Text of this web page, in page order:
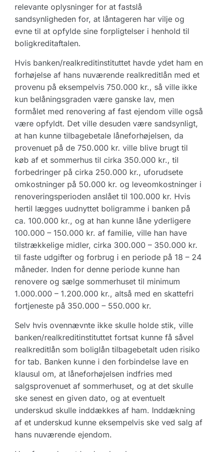
relevante oplysninger for at fastslå
sandsynligheden for, at låntageren har vilje og
evne til at opfylde sine forpligtelser i henhold til
boligkreditaftalen.
Hvis banken/realkreditinstituttet havde ydet ham en
forhøjelse af hans nuværende realkreditlån med et
provenu på eksempelvis 750.000 kr., så ville ikke
kun belåningsgraden være ganske lav, men
formålet med renovering af fast ejendom ville også
være opfyldt. Det ville desuden være sandsynligt,
at han kunne tilbagebetale låneforhøjelsen, da
provenuet på de 750.000 kr. ville blive brugt til
køb af et sommerhus til cirka 350.000 kr., til
forbedringer på cirka 250.000 kr., uforudsete
omkostninger på 50.000 kr. og leveomkostninger i
renoveringsperioden anslået til 100.000 kr. Hvis
hertil lægges uudnyttet boligramme i banken på
ca. 100.000 kr., og at han kunne låne yderligere
100.000 – 150.000 kr. af familie, ville han have
tilstrækkelige midler, cirka 300.000 – 350.000 kr.
til faste udgifter og forbrug i en periode på 18 – 24
måneder. Inden for denne periode kunne han
renovere og sælge sommerhuset til minimum
1.000.000 – 1.200.000 kr., altså med en skattefri
fortjeneste på 350.000 – 550.000 kr.
Selv hvis ovennævnte ikke skulle holde stik, ville
banken/realkreditinstituttet fortsat kunne få såvel
realkreditlån som boliglån tilbagebetalt uden risiko
for tab. Banken kunne i den forbindelse lave en
klausul om, at låneforhøjelsen indfries med
salgsprovenuet af sommerhuset, og at det skulle
ske senest en given dato, og at eventuelt
underskud skulle inddækkes af ham. Inddækning
af et underskud kunne eksempelvis ske ved salg af
hans nuværende ejendom.